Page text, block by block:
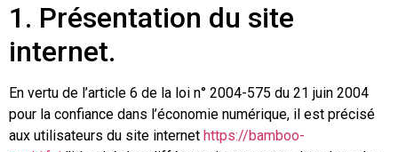
1. Présentation du site
internet.
En vertu de l’article 6 de la loi n° 2004-575 du 21 juin 2004
pour la confiance dans l’économie numérique, il est précisé
aux utilisateurs du site internet https://bamboo-